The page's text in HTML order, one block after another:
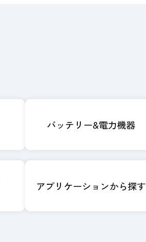
バッテリー&電力機器
アプリケーションから探す